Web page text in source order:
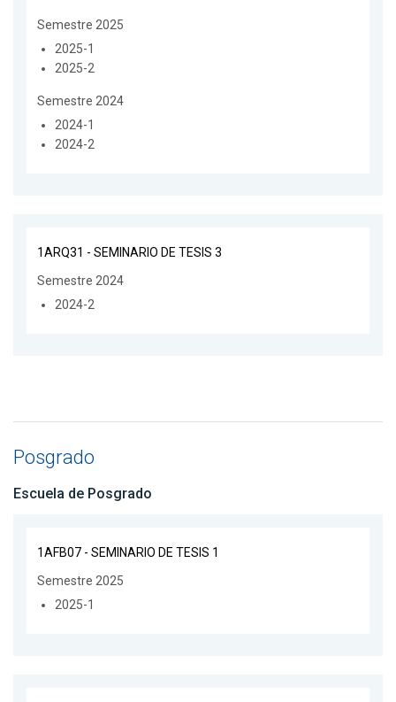
Semestre 2025
2025-1
2025-2
Semestre 2024
2024-1
2024-2
1ARQ31 - SEMINARIO DE TESIS 3
Semestre 2024
2024-2
Posgrado
Escuela de Posgrado
1AFB07 - SEMINARIO DE TESIS 1
Semestre 2025
2025-1